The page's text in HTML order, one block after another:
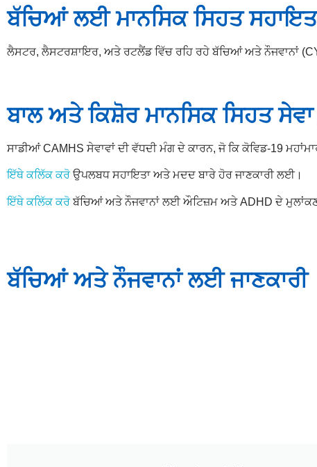
ਬੱਚਿਆਂ ਲਈ ਮਾਨਸਿਕ ਸਿਹਤ
ਲੈਸਟਰ, ਲੈਸਟਰਸ਼ਾਇਰ, ਅਤੇ ਰਟਲੈਂਡ ਵਿੱਚ ਰਹਿ ਰਹੇ ਬੱਚਿਆਂ ਅਤੇ ਨੌਜਵਾਨਾਂ
ਬਾਲ ਅਤੇ ਕਿਸ਼ੋਰ ਮਾਨਸਿਕ ਸਿਹਤ
ਸਾਡੀਆਂ CAMHS ਸੇਵਾਵਾਂ ਦੀ ਵੱਧਦੀ ਮੰਗ ਦੇ ਕਾਰਨ, ਜੋ ਕਿ ਕੋਵਿਡ-19
ਇੱਥੇ ਕਲਿੱਕ ਕਰੋ ਉਪਲਬਧ ਸਹਾਇਤਾ ਅਤੇ ਮਦਦ ਬਾਰੇ ਹੋਰ ਜਾਣਕਾਰੀ ਲਈ।
ਇੱਥੇ ਕਲਿੱਕ ਕਰੋਬੱਚਿਆਂ ਅਤੇ ਨੌਜਵਾਨਾਂ ਲਈ ਔਟਿਜ਼ਮ ਅਤੇ ADHD ਦੇ
ਬੱਚਿਆਂ ਅਤੇ ਨੌਜਵਾਨਾਂ ਲਈ ਜਾਣਕਾਰੀ